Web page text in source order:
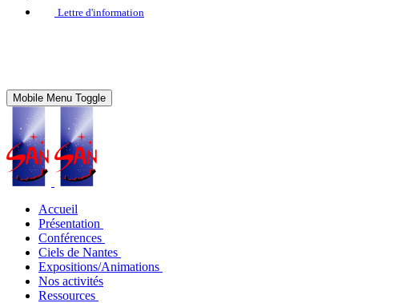
Lettre d'information
Mobile Menu Toggle
Accueil
Présentation
Conférences
Ciels de Nantes
Expositions/Animations
Nos activités
Ressources